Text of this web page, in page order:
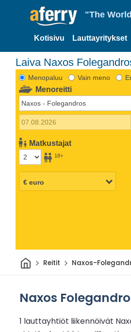
"The
Kotisivu Lauttayritykset
Laiva Naxos
Menopaluu Vain meno
Menoreitti
Matkustajat
18+
KotiinReitit Naxos-
Naxos
1 lauttayhtiöt liikennöivät